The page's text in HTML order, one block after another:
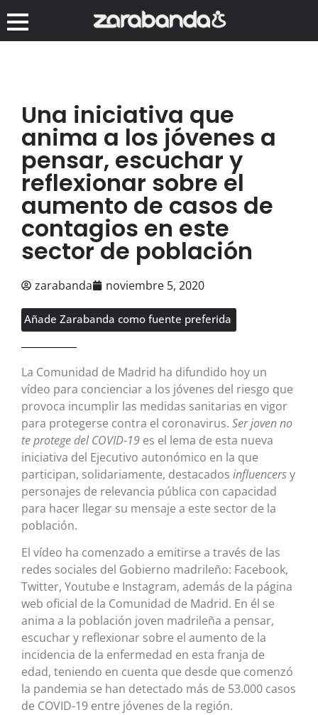
Una iniciativa que
anima a los jóvenes a
pensar, escuchar y
reflexionar sobre el
aumento de casos de
contagios en este
sector de población
zarabanda noviembre 5, 2020
Añade Zarabanda como fuente preferida
La Comunidad de Madrid ha difundido hoy un
vídeo para concienciar a los jóvenes del riesgo que
provoca incumplir las medidas sanitarias en vigor
para protegerse contra el coronavirus. Ser joven no
te protege del COVID-19 es el lema de esta nueva
iniciativa del Ejecutivo autonómico en la que
participan, solidariamente, destacados influencersy
personajes de relevancia pública con capacidad
para hacer llegar su mensaje a este sector de la
población.
El vídeo ha comenzado a emitirse a través de las
redes sociales del Gobierno madrileño: Facebook,
Twitter, Youtube e Instagram, además de la página
web oficial de la Comunidad de Madrid. En él se
anima a la población joven madrileña a pensar,
escuchar y reflexionar sobre el aumento de la
incidencia de la enfermedad en esta franja de
edad, teniendo en cuenta que desde que comenzó
la pandemia se han detectado más de 53.000 casos
de COVID-19 entre jóvenes de la región.